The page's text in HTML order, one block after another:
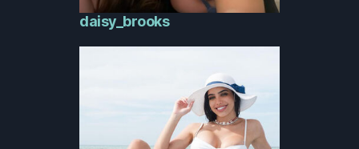
daisy_brooks